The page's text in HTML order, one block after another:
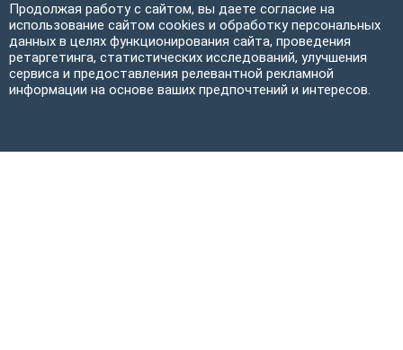
Продолжая работу с сайтом, вы даете согласие на
использование сайтом cookies и обработку персональных
данных в целях функционирования сайта, проведения
ретаргетинга, статистических исследований, улучшения
сервиса и предоставления релевантной рекламной
информации на основе ваших предпочтений и интересов.